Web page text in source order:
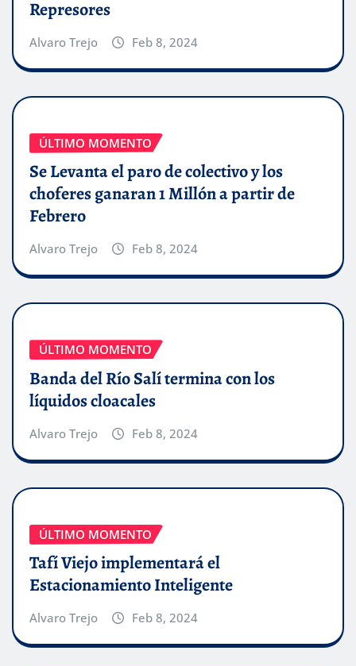
Represores
Alvaro Trejo Feb 8, 2024
ÚLTIMO MOMENTO
Se Levanta el paro de colectivo y los
choferes ganaran 1 Millón a partir de
Febrero
Alvaro Trejo Feb 8, 2024
ÚLTIMO MOMENTO
Banda del Río Salí termina con los
líquidos cloacales
Alvaro Trejo Feb 8, 2024
ÚLTIMO MOMENTO
Tafí Viejo implementará el
Estacionamiento Inteligente
Alvaro Trejo Feb 8, 2024